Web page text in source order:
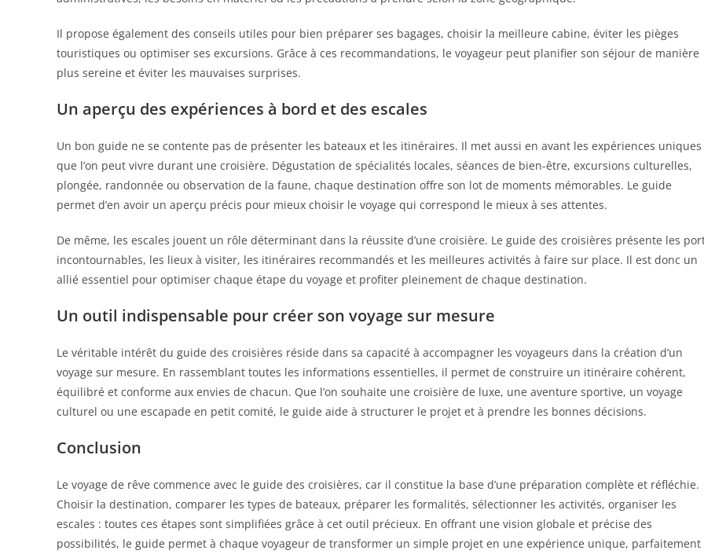
Il propose également des conseils utiles pour bien préparer ses bagages, choisir la meilleure cabine, éviter les pièges
touristiques ou optimiser ses excursions. Grâce à ces recommandations, le voyageur peut planifier son séjour de manière
plus sereine et éviter les mauvaises surprises.
Un aperçu des expériences à bord et des escales
Un bon guide ne se contente pas de présenter les bateaux et les itinéraires. Il met aussi en avant les expériences uniques
que l’on peut vivre durant une croisière. Dégustation de spécialités locales, séances de bien-être, excursions culturelles,
plongée, randonnée ou observation de la faune, chaque destination offre son lot de moments mémorables. Le guide
permet d’en avoir un aperçu précis pour mieux choisir le voyage qui correspond le mieux à ses attentes.
De même, les escales jouent un rôle déterminant dans la réussite d’une croisière. Le guide des croisières présente les
incontournables, les lieux à visiter, les itinéraires recommandés et les meilleures activités à faire sur place. Il est donc un
allié essentiel pour optimiser chaque étape du voyage et profiter pleinement de chaque destination.
Un outil indispensable pour créer son voyage sur mesure
Le véritable intérêt du guide des croisières réside dans sa capacité à accompagner les voyageurs dans la création d’un
voyage sur mesure. En rassemblant toutes les informations essentielles, il permet de construire un itinéraire cohérent,
équilibré et conforme aux envies de chacun. Que l’on souhaite une croisière de luxe, une aventure sportive, un voyage
culturel ou une escapade en petit comité, le guide aide à structurer le projet et à prendre les bonnes décisions.
Conclusion
Le voyage de rêve commence avec le guide des croisières, car il constitue la base d’une préparation complète et réfléchie.
Choisir la destination, comparer les types de bateaux, préparer les formalités, sélectionner les activités, organiser les
escales : toutes ces étapes sont simplifiées grâce à cet outil précieux. En offrant une vision globale et précise des
possibilités, le guide permet à chaque voyageur de transformer un simple projet en une expérience unique, parfaitement